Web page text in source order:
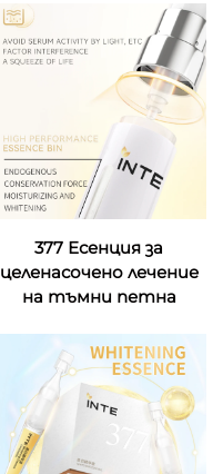
377 Есенция за
целенасочено лечение
на тъмни петна